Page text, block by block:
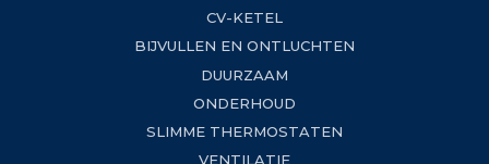
CV-KETEL
BIJVULLEN EN ONTLUCHTEN
DUURZAAM
ONDERHOUD
SLIMME THERMOSTATEN
VENTILATIE